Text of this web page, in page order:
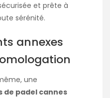
et prête à
sérénité.
annexes
une
padel cannes